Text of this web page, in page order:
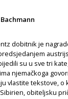
dobitnik je
su u sve tri
njemačkoga
vlastite tekstove, o
obiteljsku